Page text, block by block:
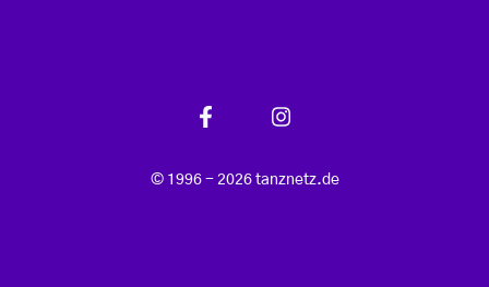
© 1996 - 2026 tanznetz.de